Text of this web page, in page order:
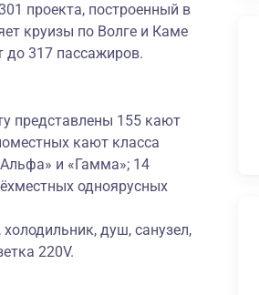
проекта, построенный в
круизы по Волге и Каме
до 317 пассажиров.
представлены 155 кают
кают класса
и «Гамма»; 14
одноярусных
душ, санузел,
220V.